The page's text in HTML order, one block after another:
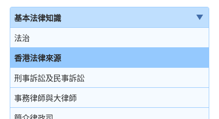
基本法律知識
法治
香港法律來源
刑事訴訟及民事訴訟
事務律師與大律師